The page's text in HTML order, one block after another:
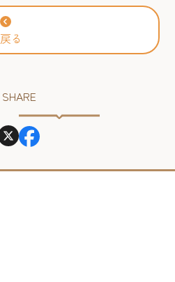
戻る
SHARE